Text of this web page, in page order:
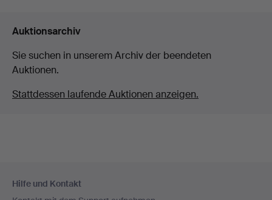
Auktionsarchiv
Sie suchen in unserem Archiv der beendeten
Auktionen.
Stattdessen laufende Auktionen anzeigen.
Navigation
Hilfe und Kontakt